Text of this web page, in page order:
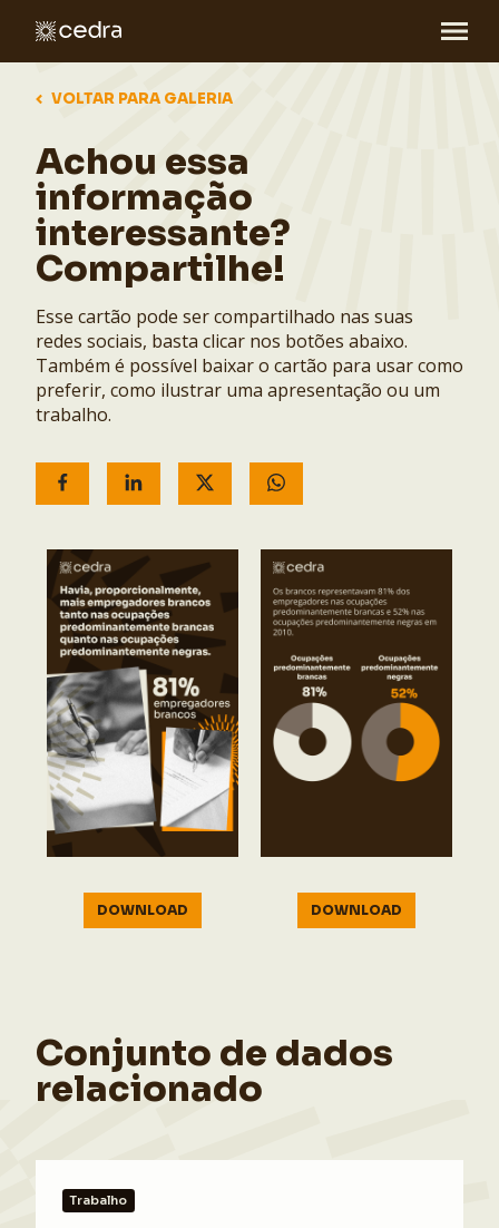
DOWNLOAD DOWNLOAD
VOLTAR PARA GALERIA
Achou essa
informação
interessante?
Compartilhe!
Esse cartão pode ser compartilhado nas suas
redes sociais, basta clicar nos botões abaixo.
Também é possível baixar o cartão para usar como
preferir, como ilustrar uma apresentação ou um
trabalho.
Conjunto de dados
relacionado
Trabalho